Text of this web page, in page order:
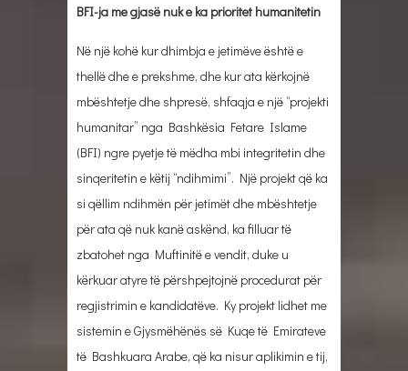
BFI-ja me gjasë nuk e ka prioritet humanitetin
Në një kohë kur dhimbja e jetimëve është e
thellë dhe e prekshme, dhe kur ata kërkojnë
mbështetje dhe shpresë, shfaqja e një “projekti
humanitar” nga Bashkësia Fetare Islame
(BFI) ngre pyetje të mëdha mbi integritetin dhe
sinqeritetin e këtij “ndihmimi”. Një projekt që ka
si qëllim ndihmën për jetimët dhe mbështetje
për ata që nuk kanë askënd, ka filluar të
zbatohet nga Muftinitë e vendit, duke u
kërkuar atyre të përshpejtojnë procedurat për
regjistrimin e kandidatëve. Ky projekt lidhet me
sistemin e Gjysmëhënës së Kuqe të Emirateve
të Bashkuara Arabe, që ka nisur aplikimin e tij,